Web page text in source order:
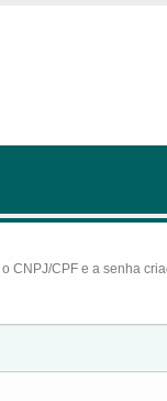
CNPJ/CPF e a senha